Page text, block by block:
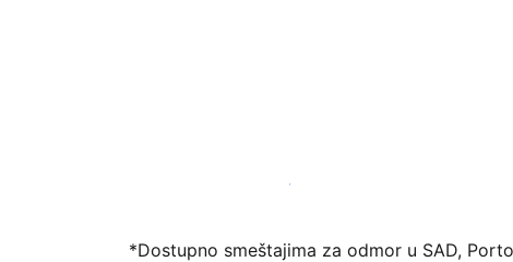
Registrujte svoj objekat već danas
*Dostupno smeštajima za odmor u SAD,